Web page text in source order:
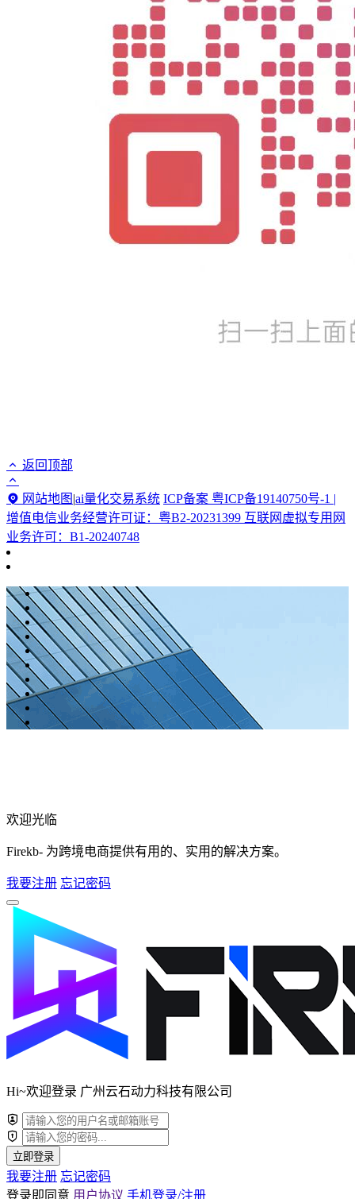
返回顶部
网站地图 |ai量化交易系统 ICP备案 粤ICP备19140750号-1 |
增值电信业务经营许可证：粤B2-20231399 互联网虚拟专用网
业务许可：B1-20240748
欢迎光临
Firekb- 为跨境电商提供有用的、实用的解决方案。
我要注册 忘记密码
Hi~欢迎登录 广州云石动力科技有限公司
立即登录
我要注册 忘记密码
登录即同意 用户协议 手机登录/注册